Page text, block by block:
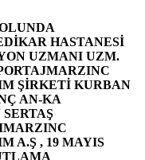
HASTANESİ
UZMANI UZM.
MARZINC
ŞİRKETİ KURBAN
AN-KA
MARZINC
A.Ş , 19 MAYIS